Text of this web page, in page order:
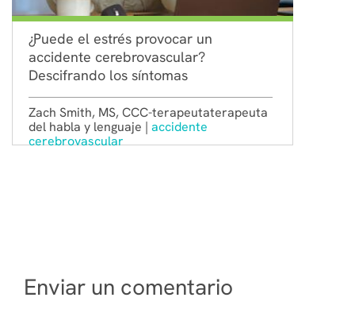
¿Puede el estrés provocar un
accidente cerebrovascular?
Descifrando los síntomas
Zach Smith, MS, CCC-terapeutaterapeuta
del habla y lenguaje | accidente
cerebrovascular
Enviar un comentario